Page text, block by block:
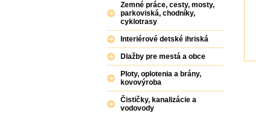
Zemné práce, cesty, mosty,
parkoviská, chodníky,
cyklotrasy
Interiérové detské ihriská
Dlažby pre mestá a obce
Ploty, oplotenia a brány,
kovovýroba
Čističky, kanalizácie a
vodovody